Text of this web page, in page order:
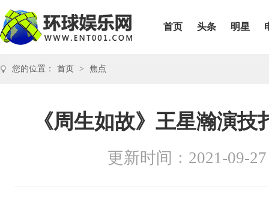
首页 头条 明星
您的位置： 首页 > 焦点
《周生如故》王星瀚演
更新时间：2021-09-27